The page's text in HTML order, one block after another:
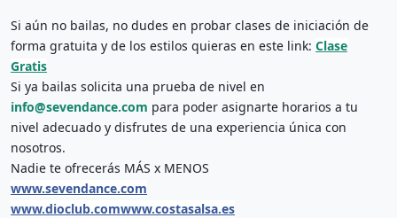
Si aún no bailas, no dudes en probar clases de iniciación de
forma gratuita y de los estilos quieras en este link: Clase
Gratis
info@sevendance.com para poder asignarte horarios a tu
nivel adecuado y disfrutes de una experiencia única con
nosotros.
Nadie te ofrecerás MÁS x MENOS
www.sevendance.com
www.dioclub.comwww.costasalsa.es